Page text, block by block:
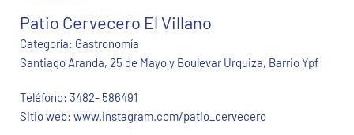
Patio Cervecero El Villano
Categoría: Gastronomía
Santiago Aranda, 25 de Mayo y Boulevar Urquiza, Barrio Ypf
Teléfono: 3482- 586491
Sitio web: www.instagram.com/patio_cervecero